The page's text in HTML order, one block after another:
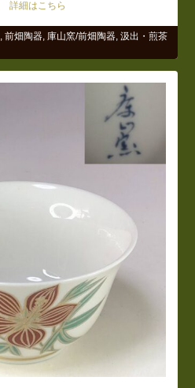
詳細はこちら
,前畑陶器, 庫山窯/前畑陶器,汲出・煎茶